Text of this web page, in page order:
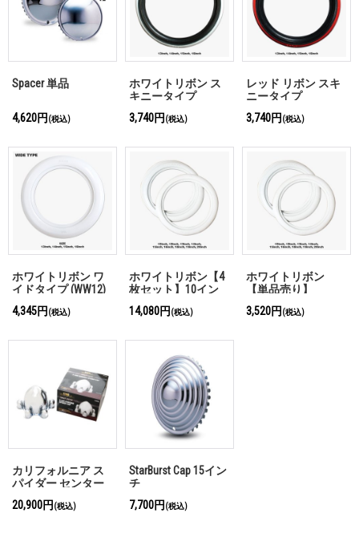
Spacer 単品
4,620円 (税込)
ホワイトリボン ス
キニータイプ
3,740円 (税込)
レッド リボン スキ
ニータイプ
3,740円 (税込)
ホワイトリボン ワ
イドタイプ (WW12)
4,345円 (税込)
ホワイトリボン【4
枚セット】10イン
チ、12インチから
20インチまでお選
14,080円 (税込)
ホワイトリボン
【単品売り】
3,520円 (税込)
カリフォルニア ス
パイダー センター
キャップ 6穴
139.7mm PCD用
20,900円 (税込)
StarBurst Cap 15イン
チ
7,700円 (税込)